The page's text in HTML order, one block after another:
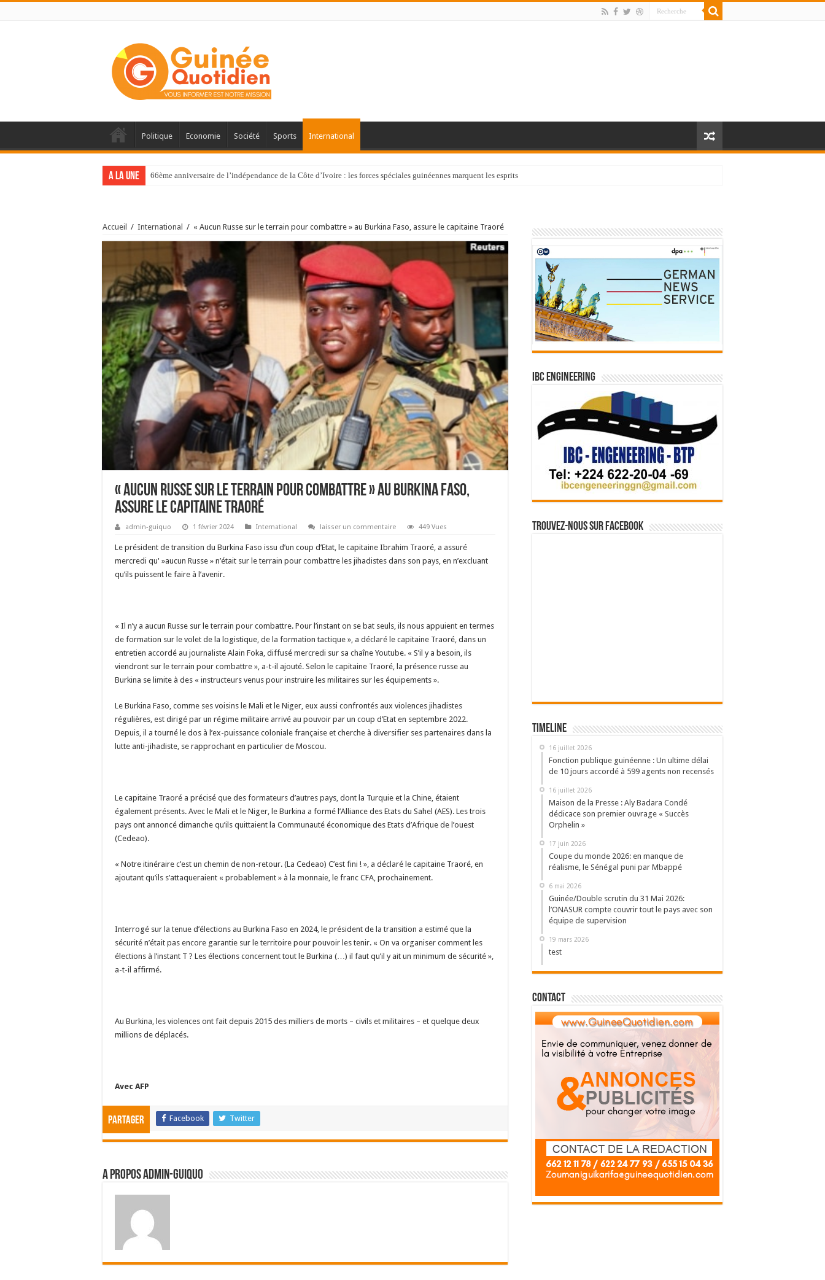
Politique Economie Société Sports International
A la une 66ème anniversaire de l’indépendance de la Côte d’Ivoire : les forces spéciales guinéennes marquent les esprits
Accueil / International / « Aucun Russe sur le terrain pour combattre » au Burkina Faso, assure le capitaine Traoré
« Aucun Russe sur le terrain pour combattre » au Burkina Faso,
assure le capitaine Traoré
admin-guiquo 1 février 2024 International laisser un commentaire 449 Vues
Le président de transition du Burkina Faso issu d’un coup d’Etat, le capitaine Ibrahim Traoré, a assuré
mercredi qu' »aucun Russe » n’était sur le terrain pour combattre les jihadistes dans son pays, en n’excluant
qu’ils puissent le faire à l’avenir.
« Il n’y a aucun Russe sur le terrain pour combattre. Pour l’instant on se bat seuls, ils nous appuient en termes
de formation sur le volet de la logistique, de la formation tactique », a déclaré le capitaine Traoré, dans un
entretien accordé au journaliste Alain Foka, diffusé mercredi sur sa chaîne Youtube. « S’il y a besoin, ils
viendront sur le terrain pour combattre », a-t-il ajouté. Selon le capitaine Traoré, la présence russe au
Burkina se limite à des « instructeurs venus pour instruire les militaires sur les équipements ».
Le Burkina Faso, comme ses voisins le Mali et le Niger, eux aussi confrontés aux violences jihadistes
régulières, est dirigé par un régime militaire arrivé au pouvoir par un coup d’Etat en septembre 2022.
Depuis, il a tourné le dos à l’ex-puissance coloniale française et cherche à diversifier ses partenaires dans la
lutte anti-jihadiste, se rapprochant en particulier de Moscou.
Le capitaine Traoré a précisé que des formateurs d’autres pays, dont la Turquie et la Chine, étaient
également présents. Avec le Mali et le Niger, le Burkina a formé l’Alliance des Etats du Sahel (AES). Les trois
pays ont annoncé dimanche qu’ils quittaient la Communauté économique des Etats d’Afrique de l’ouest
(Cedeao).
« Notre itinéraire c’est un chemin de non-retour. (La Cedeao) C’est fini ! », a déclaré le capitaine Traoré, en
ajoutant qu’ils s’attaqueraient « probablement » à la monnaie, le franc CFA, prochainement.
Interrogé sur la tenue d’élections au Burkina Faso en 2024, le président de la transition a estimé que la
sécurité n’était pas encore garantie sur le territoire pour pouvoir les tenir. « On va organiser comment les
élections à l’instant T ? Les élections concernent tout le Burkina (…) il faut qu’il y ait un minimum de sécurité »,
a-t-il affirmé.
Au Burkina, les violences ont fait depuis 2015 des milliers de morts – civils et militaires – et quelque deux
millions de déplacés.
Avec AFP
Partager Facebook Twitter
A propos admin-guiquo
IBC Engineering
Trouvez-nous sur Facebook
Timeline
16 juillet 2026
Fonction publique guinéenne : Un ultime délai
de 10 jours accordé à 599 agents non recensés
16 juillet 2026
Maison de la Presse : Aly Badara Condé
dédicace son premier ouvrage « Succès
Orphelin »
17 juin 2026
Coupe du monde 2026: en manque de
réalisme, le Sénégal puni par Mbappé
6 mai 2026
Guinée/Double scrutin du 31 Mai 2026:
l’ONASUR compte couvrir tout le pays avec son
équipe de supervision
19 mars 2026
test
Contact